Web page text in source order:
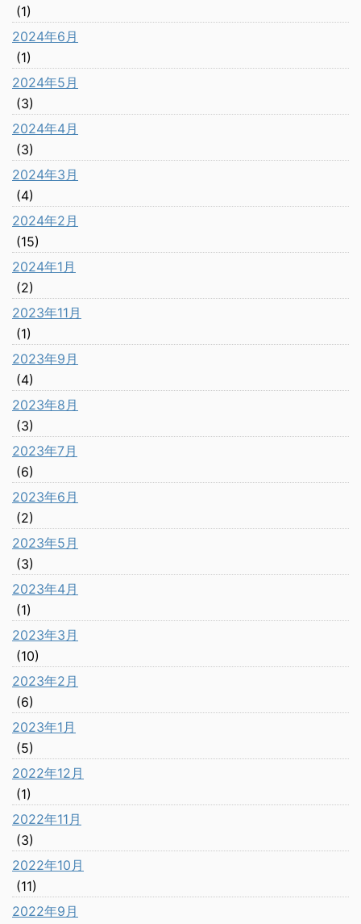
(1)
2024年6月
(1)
2024年5月
(3)
2024年4月
(3)
2024年3月
(4)
2024年2月
(15)
2024年1月
(2)
2023年11月
(1)
2023年9月
(4)
2023年8月
(3)
2023年7月
(6)
2023年6月
(2)
2023年5月
(3)
2023年4月
(1)
2023年3月
(10)
2023年2月
(6)
2023年1月
(5)
2022年12月
(1)
2022年11月
(3)
2022年10月
(11)
2022年9月